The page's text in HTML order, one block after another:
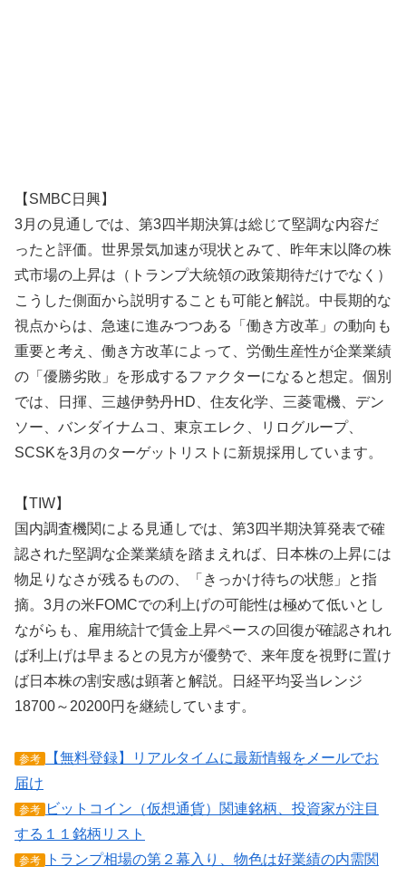
【SMBC日興】
3月の見通しでは、第3四半期決算は総じて堅調な内容だ
ったと評価。世界景気加速が現状とみて、昨年末以降の株
式市場の上昇は（トランプ大統領の政策期待だけでなく）
こうした側面から説明することも可能と解説。中長期的な
視点からは、急速に進みつつある「働き方改革」の動向も
重要と考え、働き方改革によって、労働生産性が企業業績
の「優勝劣敗」を形成するファクターになると想定。個別
では、日揮、三越伊勢丹HD、住友化学、三菱電機、デン
ソー、バンダイナムコ、東京エレク、リログループ、
SCSKを3月のターゲットリストに新規採用しています。
【TIW】
国内調査機関による見通しでは、第3四半期決算発表で確
認された堅調な企業業績を踏まえれば、日本株の上昇には
物足りなさが残るものの、「きっかけ待ちの状態」と指
摘。3月の米FOMCでの利上げの可能性は極めて低いとし
ながらも、雇用統計で賃金上昇ペースの回復が確認されれ
ば利上げは早まるとの見方が優勢で、来年度を視野に置け
ば日本株の割安感は顕著と解説。日経平均妥当レンジ
18700～20200円を継続しています。
参考
【無料登録】リアルタイムに最新情報をメールでお
届け
参考 ビットコイン（仮想通貨）関連銘柄、投資家が注目
する１１銘柄リスト
参考
トランプ相場の第２幕入り、物色は好業績の内需関